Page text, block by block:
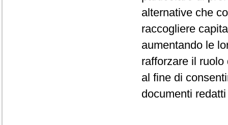
alternative che
raccogliere
aumentando le
rafforzare il
al fine di
documenti